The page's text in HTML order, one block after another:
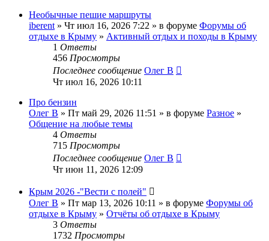
Необычные пешие маршруты
iberent » Чт июл 16, 2026 7:22 » в форуме Форумы об
отдыхе в Крыму » Активный отдых и походы в Крыму
1 Ответы
456 Просмотры
Последнее сообщение Олег В
Чт июл 16, 2026 10:11
Про бензин
Олег В » Пт май 29, 2026 11:51 » в форуме Разное »
Общение на любые темы
4 Ответы
715 Просмотры
Последнее сообщение Олег В
Чт июн 11, 2026 12:09
Крым 2026 -"Вести с полей"
Олег В » Пт мар 13, 2026 10:11 » в форуме Форумы об
отдыхе в Крыму » Отчёты об отдыхе в Крыму
3 Ответы
1732 Просмотры